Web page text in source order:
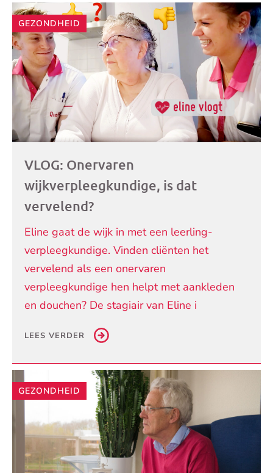
Andere
artikelen
GEZONDHEID
VLOG: Onervaren
wijkverpleegkundige, is dat
vervelend?
Eline gaat de wijk in met een leerling-
verpleegkundige. Vinden cliënten het
vervelend als een onervaren
verpleegkundige hen helpt met aankleden
en douchen? De stagiair van Eline i
LEES VERDER
GEZONDHEID